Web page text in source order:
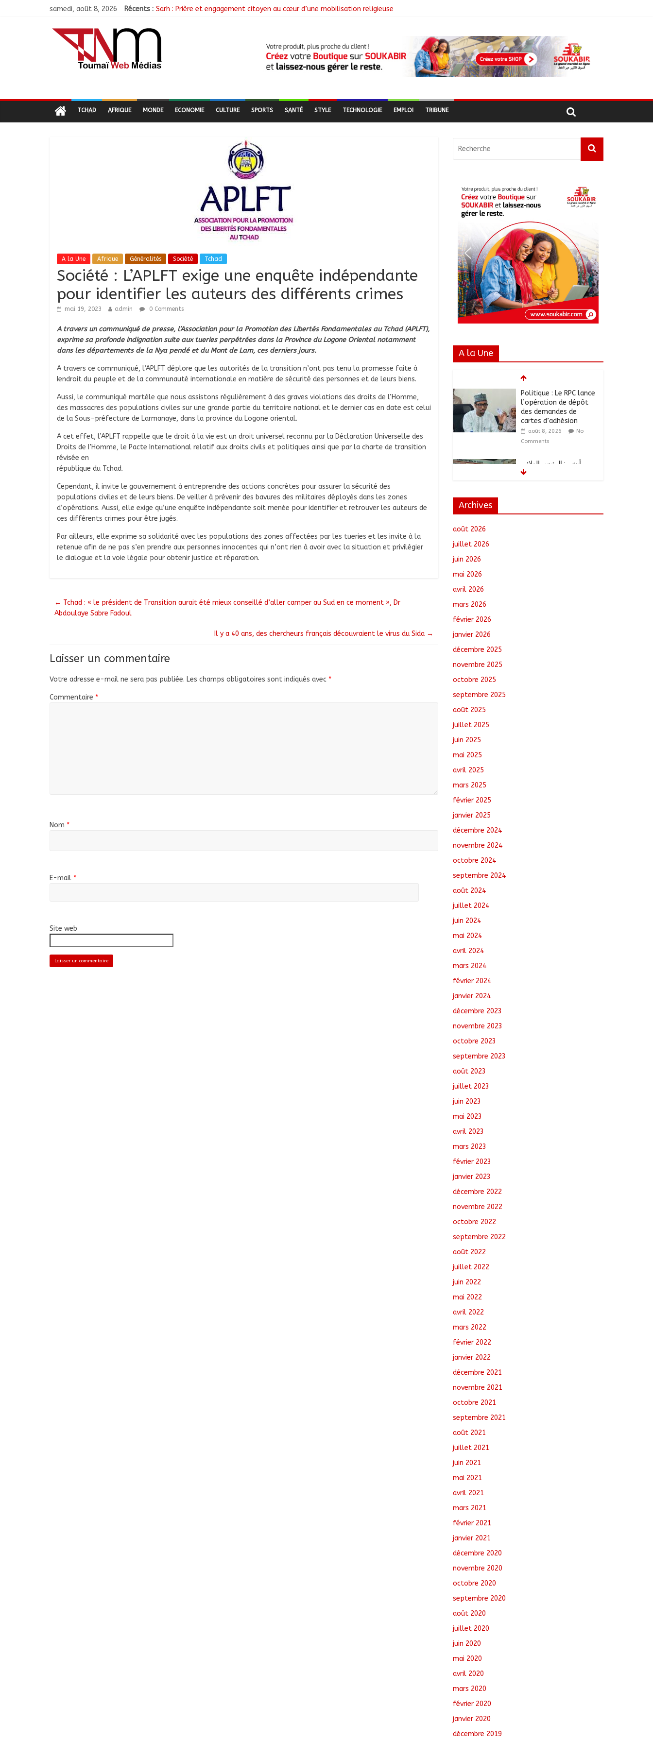
samedi, août 8, 2026 Récents : Sarh : Prière et engagement citoyen au cœur d’une mobilisation religieuse
Ati : Une journée de salubrité organisée au marché moderne
Toukra : La gare routière en pleine réhabilitation pour améliorer la mobilité
TCHAD AFRIQUE MONDE ECONOMIE CULTURE SPORTS SANTÉ STYLE TECHNOLOGIE EMPLOI TRIBUNE
A la Une Afrique Généralités Société Tchad
Société : L’APLFT exige une enquête indépendante
pour identifier les auteurs des différents crimes
mai 19, 2023 admin 0 Comments
A travers un communiqué de presse, l’Association pour la Promotion des Libertés Fondamentales au Tchad (APLFT),
exprime sa profonde indignation suite aux tueries perpétrées dans la Province du Logone Oriental notamment
dans les départements de la Nya pendé et du Mont de Lam, ces derniers jours.
A travers ce communiqué, l’APLFT déplore que les autorités de la transition n’ont pas tenu la promesse faite à
Iendroit du peuple et de la communauté internationale en matière de sécurité des personnes et de leurs biens.
Aussi, le communiqué martèle que nous assistons régulièrement à des graves violations des droits de l’Homme,
des massacres des populations civiles sur une grande partie du territoire national et le dernier cas en date est celui
de la Sous-préfecture de Larmanaye, dans la province du Logone oriental.
A cet effet, l’APLFT rappelle que le droit à la vie est un droit universel reconnu par la Déclaration Universelle des
Droits de I’Homme, le Pacte International relatif aux droits civils et politiques ainsi que par la charte de transition
révisée en
république du Tchad.
Cependant, il invite le gouvernement à entreprendre des actions concrètes pour assurer la sécurité des
populations civiles et de leurs biens. De veiller à prévenir des bavures des militaires déployés dans les zones
d’opérations. Aussi, elle exige qu’une enquête indépendante soit menée pour identifier et retrouver les auteurs de
ces différents crimes pour être jugés.
Par ailleurs, elle exprime sa solidarité avec les populations des zones affectées par les tueries et les invite à la
retenue afin de ne pas s’en prendre aux personnes innocentes qui n’ont rien à avoir avec la situation et privilégier
le dialogue et la voie légale pour obtenir justice et réparation.
← Tchad : « le président de Transition aurait été mieux conseillé d’aller camper au Sud en ce moment », Dr
Abdoulaye Sabre Fadoul
Il y a 40 ans, des chercheurs français découvraient le virus du Sida →
Laisser un commentaire
Votre adresse e-mail ne sera pas publiée. Les champs obligatoires sont indiqués avec *
Commentaire *
Nom *
E-mail *
Site web
A la Une
Politique : Le RPC lance
l’opération de dépôt
des demandes de
cartes d’adhésion
août 8, 2026
No
Comments
أبشي: الرئيس الولائي
للحزب الإصلاحي بولاية
Archives
août 2026
juillet 2026
juin 2026
mai 2026
avril 2026
mars 2026
février 2026
janvier 2026
décembre 2025
novembre 2025
octobre 2025
septembre 2025
août 2025
juillet 2025
juin 2025
mai 2025
avril 2025
mars 2025
février 2025
janvier 2025
décembre 2024
novembre 2024
octobre 2024
septembre 2024
août 2024
juillet 2024
juin 2024
mai 2024
avril 2024
mars 2024
février 2024
janvier 2024
décembre 2023
novembre 2023
octobre 2023
septembre 2023
août 2023
juillet 2023
juin 2023
mai 2023
avril 2023
mars 2023
février 2023
janvier 2023
décembre 2022
novembre 2022
octobre 2022
septembre 2022
août 2022
juillet 2022
juin 2022
mai 2022
avril 2022
mars 2022
février 2022
janvier 2022
décembre 2021
novembre 2021
octobre 2021
septembre 2021
août 2021
juillet 2021
juin 2021
mai 2021
avril 2021
mars 2021
février 2021
janvier 2021
décembre 2020
novembre 2020
octobre 2020
septembre 2020
août 2020
juillet 2020
juin 2020
mai 2020
avril 2020
mars 2020
février 2020
janvier 2020
décembre 2019